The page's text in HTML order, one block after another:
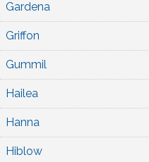
Gardena
Griffon
Gummil
Hailea
Hanna
Hiblow